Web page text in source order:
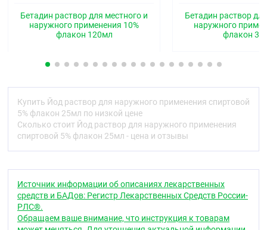
Оказывает бактерицидное действие, как на
грамположительную флору (активнее всего — на
стрептококка и кишечную палочку), так и на
флорой является стафилококк, однако при
Фармакокинетика
При контакте с кожей или слизистыми оболочками
Абсорбированная часть проникает в ткани и
органы, селективно поглощается щитовидной
железой. Выделяется главным образом почками,
кишечником, потовыми и молочными железами.
Показания
Бетадин раствор для местного и
наружного применения 10%
флакон 120мл
Бетадин раствор
наружного
флакон
Купить Йод раствор для наружного применения спиртовой
5% флакон 25мл по низкой цене
Сколько стоит Йод раствор для наружного применения
спиртовой 5% флакон 25мл - цена и отзывы
Источник информации об описаниях лекарственных
средств и БАДов: Регистр Лекарственных Средств России-
РЛС®.
Обращаем ваше внимание, что инструкция к товарам